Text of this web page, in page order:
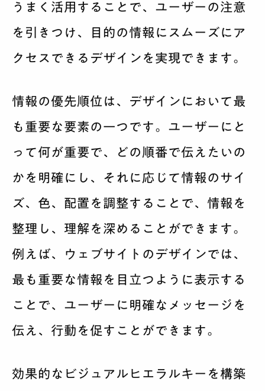
うまく活用することで、ユーザーの注意
を引きつけ、目的の情報にスムーズにア
クセスできるデザインを実現できます。
情報の優先順位は、デザインにおいて最
も重要な要素の一つです。ユーザーにと
って何が重要で、どの順番で伝えたいの
かを明確にし、それに応じて情報のサイ
ズ、色、配置を調整することで、情報を
整理し、理解を深めることができます。
例えば、ウェブサイトのデザインでは、
最も重要な情報を目立つように表示する
ことで、ユーザーに明確なメッセージを
伝え、行動を促すことができます。
効果的なビジュアルヒエラルキーを構築